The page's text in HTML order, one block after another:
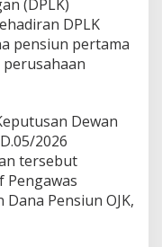
(DPLK)
DPLK
pensiun pertama
Dewan
2026
tersebut
Pengawas
Pensiun OJK,